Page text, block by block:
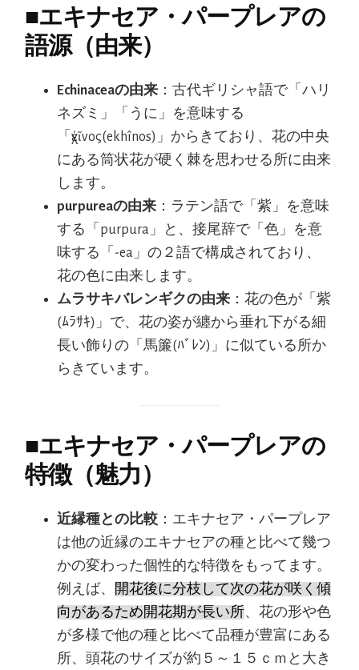
■エキナセア・パープレアの
語源（由来）
Echinaceaの由来 ：古代ギリシャ語で「ハリ
ネズミ」「うに」を意味する
「ἐχῖνος(ekhînos)」からきており、花の中央
にある筒状花が硬く棘を思わせる所に由来
します。
purpureaの由来 ：ラテン語で「紫」を意味
する「purpura」と、接尾辞で「色」を意
味する「-ea」の２語で構成されており、
花の色に由来します。
ムラサキバレンギクの由来 ：花の色が「紫
(ﾑﾗｻｷ)」で、花の姿が纏から垂れ下がる細
長い飾りの「馬簾(ﾊﾞﾚﾝ)」に似ている所か
らきています。
■エキナセア・パープレアの
特徴（魅力）
近縁種との比較 ：エキナセア・パープレア
は他の近縁のエキナセアの種と比べて幾つ
かの変わった個性的な特徴をもってます。
例えば、 開花後に分枝して次の花が咲く傾
向があるため開花期が長い所、花の形や色
が多様で他の種と比べて品種が豊富にある
所、頭花のサイズが約５～１５ｃｍと大き